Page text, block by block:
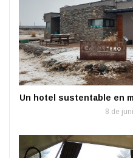
Un hotel sustentable en
8 de